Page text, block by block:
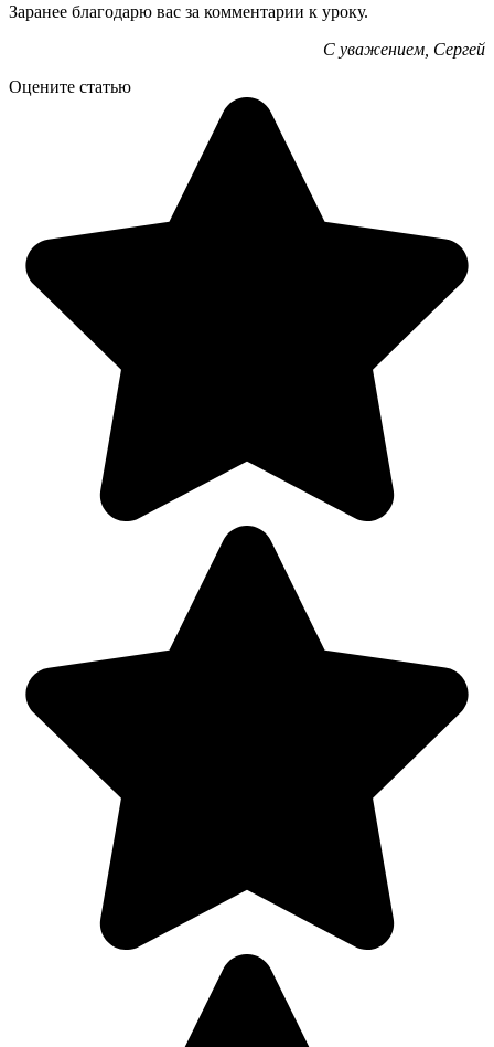
Заранее благодарю вас за комментарии к уроку.
С уважением, Сергей
Оцените статью